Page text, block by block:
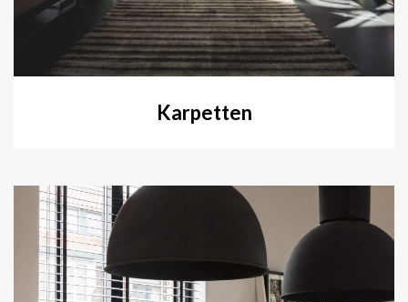
Karpetten